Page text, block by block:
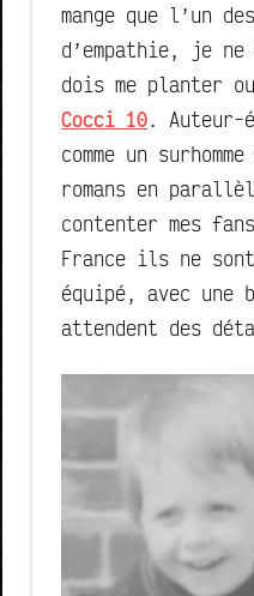
mange que l’un
d’empathie, je
dois me planter
Cocci 10. Auteur-
comme un
romans en
contenter mes
France ils ne
équipé, avec
attendent des